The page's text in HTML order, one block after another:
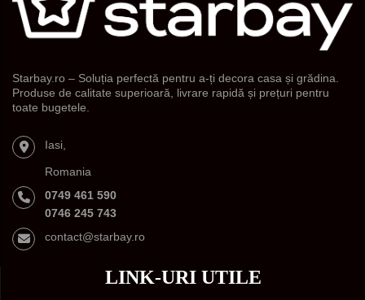
Starbay.ro – Soluția perfectă pentru a-ți decora casa și grădina.
Produse de calitate superioară, livrare rapidă și prețuri pentru
toate bugetele.
Iasi,
Romania
0749 461 590
0746 245 743
contact@starbay.ro
LINK-URI UTILE